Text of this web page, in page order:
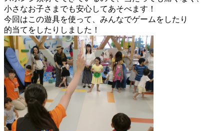
小さなお子さまでも安心してあそべます！
今回はこの遊具を使って、みんなでゲームをしたり
的当てをしたりしました！